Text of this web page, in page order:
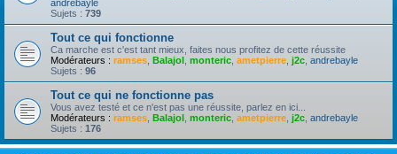
andrebayle
Sujets : 739
Tout ce qui fonctionne
Ca marche est c'est tant mieux, faites nous profitez de cette réussite
Modérateurs : ramses Balajol monteric ametpierre j2c andrebayle
Sujets : 96
Tout ce qui ne fonctionne pas
Vous avez testé et ce n'est pas une réussite, parlez en ici...
Modérateurs : ramses Balajol monteric ametpierre j2c andrebayle
Sujets : 176